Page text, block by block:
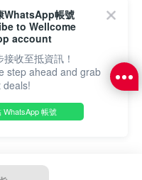
18) in the course of
成年人 (18 歲以下人士)
Dairy Farm Company
WhatsApp帳號
to Wellcome
account
收至抵資訊！
step ahead and grab
deals!
WhatsApp 帳號